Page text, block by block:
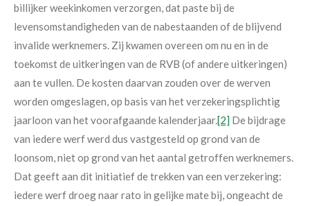
billijker weekinkomen verzorgen, dat paste bij de
levensomstandigheden van de nabestaanden of de blijvend
invalide werknemers. Zij kwamen overeen om nu en in de
toekomst de uitkeringen van de RVB (of andere uitkeringen)
aan te vullen. De kosten daarvan zouden over de werven
worden omgeslagen, op basis van het verzekeringsplichtig
jaarloon van het voorafgaande kalenderjaar.[2] De bijdrage
van iedere werf werd dus vastgesteld op grond van de
loonsom, niet op grond van het aantal getroffen werknemers.
Dat geeft aan dit initiatief de trekken van een verzekering:
iedere werf droeg naar rato in gelijke mate bij, ongeacht de